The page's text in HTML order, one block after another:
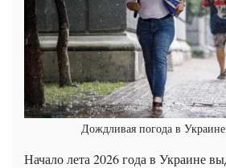
Дождливая погода в
Начало лета 2026 года в Украине